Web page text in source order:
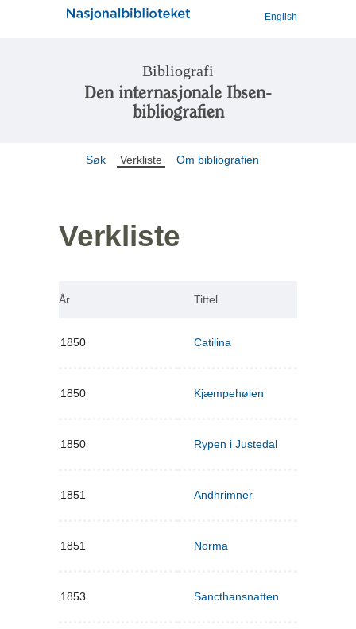
English
Bibliografi
Den internasjonale Ibsen-
bibliografien
Søk Verkliste Om bibliografien
Verkliste
År Tittel
1850 Catilina
1850 Kjæmpehøien
1850 Rypen i Justedal
1851 Andhrimner
1851 Norma
1853 Sancthansnatten